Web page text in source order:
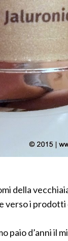
della
verso i
paio d’anni il